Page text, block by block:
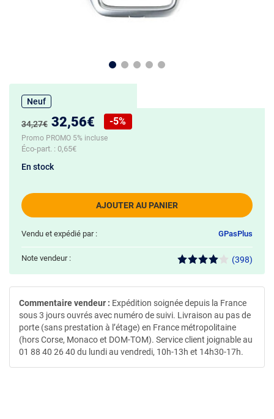
Neuf
Ancien prix :
34,27€ Nouveau prix :
32,56€
Réduction de :
-5%
Promo PROMO 5% incluse
Éco-part. : 0,65€
AJOUTER AU PANIER
En stock
Vendu et expédié par : GPasPlus
Note vendeur : (398)
Commentaire vendeur : Expédition soignée depuis la France
sous 3 jours ouvrés avec numéro de suivi. Livraison au pas de
porte (sans prestation à l’étage) en France métropolitaine
(hors Corse, Monaco et DOM-TOM). Service client joignable au
01 88 40 26 40 du lundi au vendredi, 10h-13h et 14h30-17h.